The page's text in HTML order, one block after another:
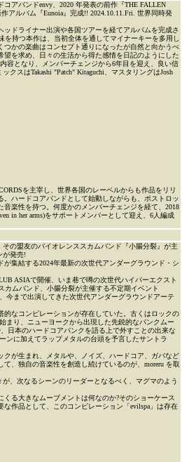
アバンドenvy、2020 年発表の前作『THE FALLEN
アルバム『Eunoia』完成!! 2024.10.11.Fri. 世界同時発
ドライナー出演や各国ツアーを経てアルバムを完成さ
持つ本作は、当初全体を通してマイナーキーを多用し
かの楽曲はコンセプト通りになったが自然と向かうべ
を求め、日々の生活から得た感情を日記のようにした
容となり、メンバーチェンジから6年目を迎え、良い信
スはTakashi "Patch" Kitaguchi、マスタリングはJosh
を主宰し、世界各国のレーベルからも作品をリリ
ハードコアバンドとして始動しながらも、ポストロッ
楽性を持つ。何度かのメンバーチェンジを経て、2018
in her arms)をサポートメンバーとして迎え、6人編成
の盟友のバイオレンススカムバンド『小腸分裂』が主
が発売!
集結する2024年最新の次世代アンダーグラウンド・シ
ASIAで開催、いま巷で噂の次世代ハイパーエクスト
カムバンド、小腸分裂が主催する不定期イベント
今まで出演してきた次世代アンダーグラウンドアーテ
なコンピレーションが存在していた。古くはロックの
まり、ニューヨークから出現した先鋭的なパンクムー
日本のハードコアパンクを語る上で外すことの出来な
ンに加えてラップメタルの台頭を予言したサントラ
が生まれ、メタルや、ノイズ、ハードコア、ガバなど
、独自の音楽性を創造し続けているのが、moreru を取
、次なるシーンのリーダーとなるべく、マグマのよう
る大きなムーブメントは何なのか?そのショーケース
作品として、このコンピレーション「evilspa」は存在